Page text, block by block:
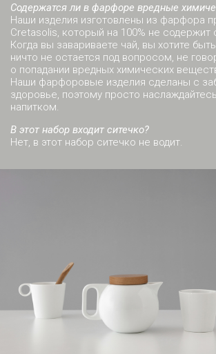
Содержатся ли в фарфоре вредные
Наши изделия изготовлены из фарфора
Cretasolis, который на 100% не содержит
Когда вы завариваете чай, вы хотите
ничто не остается под вопросом, не
о попадании вредных химических
Наши фарфоровые изделия сделаны с
здоровье, поэтому просто
напитком.
В этот набор входит ситечко?
Нет, в этот набор ситечко не водит.